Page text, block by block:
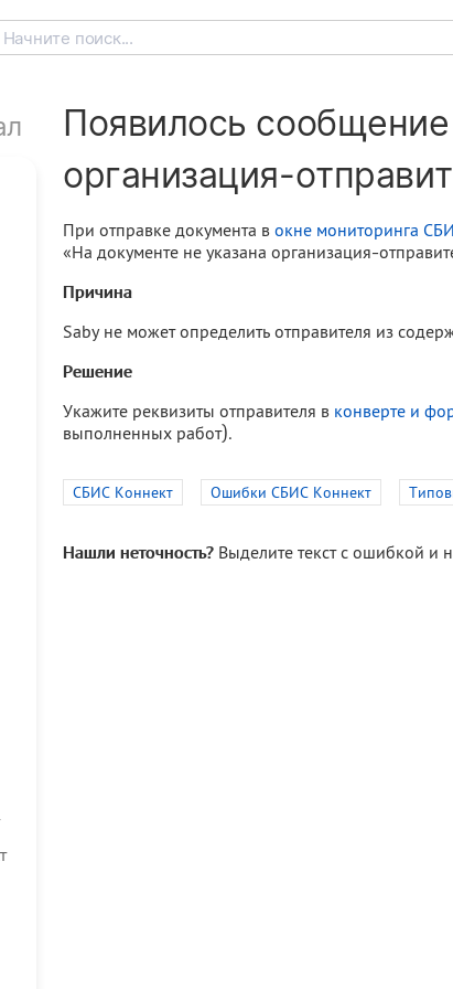
Начните поиск...
Появилось
организация-
При отправке документа в окне мониторинга
«На документе не указана организация-
Причина
Saby не может определить отправителя из
Решение
Укажите реквизиты отправителя в конверте и
выполненных работ).
СБИС Коннект Ошибки СБИС Коннект
Нашли неточность? Выделите текст с ошибкой и